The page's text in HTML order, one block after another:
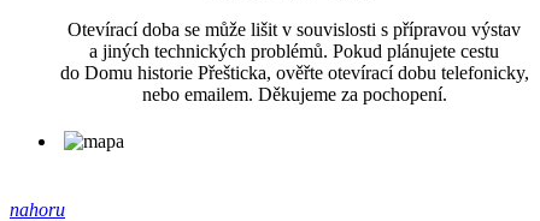
Otevírací doba se může lišit v souvislosti s přípravou výstav
a jiných technických problémů. Pokud plánujete cestu
do Domu historie Přešticka, ověřte otevírací dobu telefonicky,
nebo emailem. Děkujeme za pochopení.
nahoru